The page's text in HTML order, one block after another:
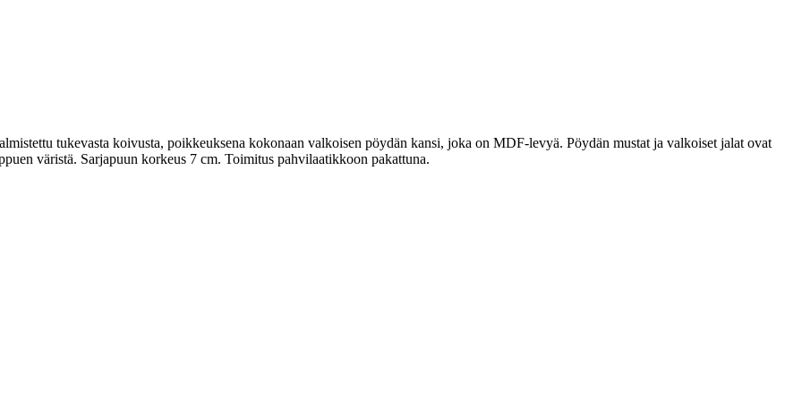
tukevasta koivusta, poikkeuksena kokonaan valkoisen pöydän kansi, joka on MDF-levyä. Pöydän mustat ja valkoiset jalat ovat
väristä. Sarjapuun korkeus 7 cm. Toimitus pahvilaatikkoon pakattuna.